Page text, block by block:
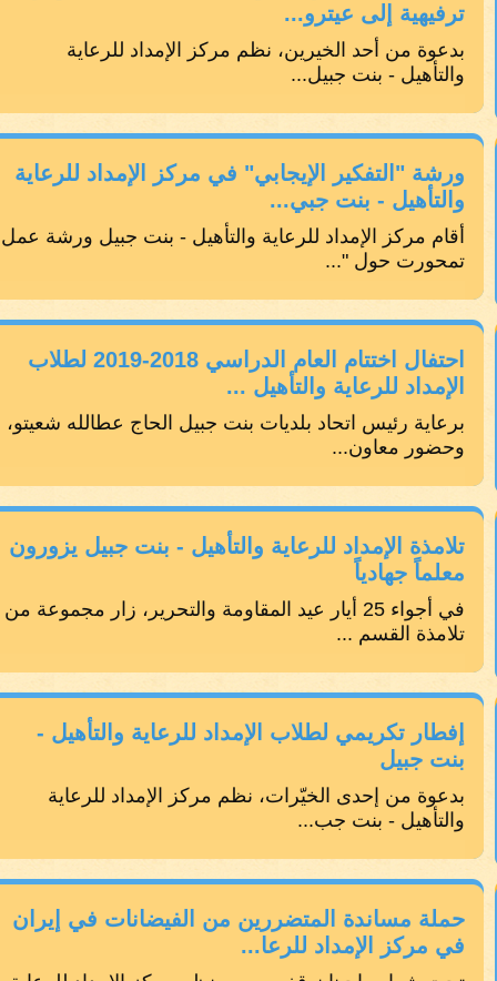
ترفيهية إلى عيترو...
بدعوة من أحد الخيرين، نظم مركز الإمداد للرعاية
والتأهيل - بنت جبيل...
ورشة "التفكير الإيجابي" في مركز الإمداد للرعاية
والتأهيل - بنت جبي...
أقام مركز الإمداد للرعاية والتأهيل - بنت جبيل ورشة عمل
تمحورت حول "...
احتفال اختتام العام الدراسي 2018-2019 لطلاب
الإمداد للرعاية والتأهيل ...
برعاية رئيس اتحاد بلديات بنت جبيل الحاج عطالله شعيتو،
وحضور معاون...
تلامذة الإمداد للرعاية والتأهيل - بنت جبيل يزورون
معلماً جهادياً
في أجواء 25 أيار عيد المقاومة والتحرير، زار مجموعة من
تلامذة القسم ...
إفطار تكريمي لطلاب الإمداد للرعاية والتأهيل -
بنت جبيل
بدعوة من إحدى الخيّرات، نظم مركز الإمداد للرعاية
والتأهيل - بنت جب...
حملة مساندة المتضررين من الفيضانات في إيران
في مركز الإمداد للرعا...